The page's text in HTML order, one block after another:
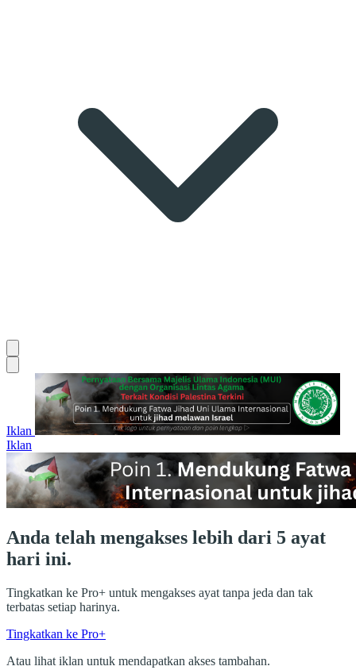
Iklan
Iklan
Anda telah mengakses lebih dari 5 ayat
hari ini.
Tingkatkan ke Pro+ untuk mengakses ayat tanpa jeda dan tak
terbatas setiap harinya.
Tingkatkan ke Pro+
Atau lihat iklan untuk mendapatkan akses tambahan.